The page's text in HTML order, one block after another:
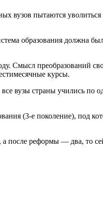
вузов пытаются
образования должна
Смысл преобразований
курсы.
вузы страны учились по
(3-е поколение), под
после реформы — два, то